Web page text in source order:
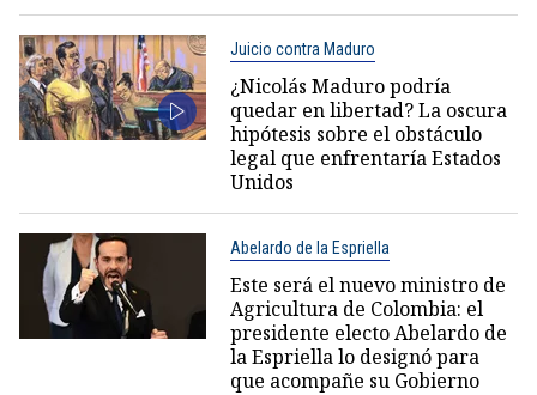
Juicio contra Maduro
¿Nicolás Maduro podría
quedar en libertad? La oscura
hipótesis sobre el obstáculo
legal que enfrentaría Estados
Unidos
Abelardo de la Espriella
Este será el nuevo ministro de
Agricultura de Colombia: el
presidente electo Abelardo de
la Espriella lo designó para
que acompañe su Gobierno